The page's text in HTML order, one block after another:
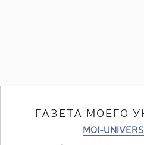
ГАЗЕТА МОЕГО
MOI-